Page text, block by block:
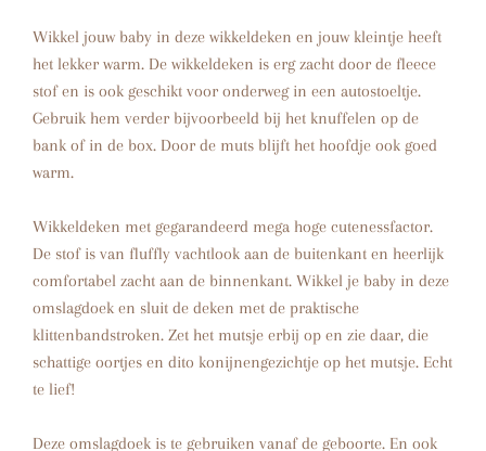
Wikkel jouw baby in deze wikkeldeken en jouw kleintje heeft
het lekker warm. De wikkeldeken is erg zacht door de fleece
stof en is ook geschikt voor onderweg in een autostoeltje.
Gebruik hem verder bijvoorbeeld bij het knuffelen op de
bank of in de box. Door de muts blijft het hoofdje ook goed
warm.
Wikkeldeken met gegarandeerd mega hoge cutenessfactor.
De stof is van fluffly vachtlook aan de buitenkant en heerlijk
comfortabel zacht aan de binnenkant. Wikkel je baby in deze
omslagdoek en sluit de deken met de praktische
klittenbandstroken. Zet het mutsje erbij op en zie daar, die
schattige oortjes en dito konijnengezichtje op het mutsje. Echt
te lief!
Deze omslagdoek is te gebruiken vanaf de geboorte. En ook